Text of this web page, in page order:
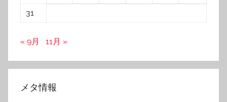
31
« 9月 11月 »
メタ情報